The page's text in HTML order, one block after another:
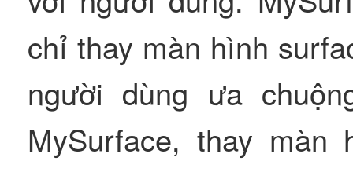
chỉ thay màn hình
người dùng ưa
MySurface, thay